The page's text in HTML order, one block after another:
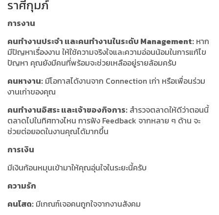
ราศีกุมภ์
การงาน
คนทำงานประจำ และคนทำงานในระดับ Management: หาก
มีปัญหาเรื่องงาน ให้ใช้ความจริงใจและความอ่อนน้อมในการแก้ไข
ปัญหา คุณยังมีคนที่พร้อมจะช่วยเหลืออยู่รายล้อมครับ
คนหางาน: มีโอกาสได้งานจาก Connection เก่า หรือเพื่อนร่วม
งานเก่าของคุณ
คนทำงานอิสระ และเจ้าของกิจการ: สำรวจตลาดให้ดีว่าตอนนี้
ตลาดไปในทิศทางไหน การฟัง Feedback จากหลาย ๆ ด้าน จะ
ช่วยต่อยอดในงานคุณได้มากขึ้น
การเงิน
มีเงินก้อนหมุนเข้ามาให้คุณอุ่นใจในระยะนี้ครับ
ความรัก
คนโสด: มีเกณฑ์เจอคนถูกใจจากงานสังคม